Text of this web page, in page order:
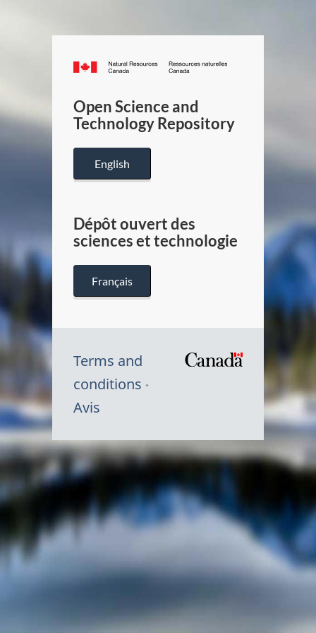
Canada.ca
/
Canada
Open Science and
Technology Repository
English
Dépôt ouvert des
sciences et technologie
Français
Terms and
conditions
Avis
Symbole
du
Canada